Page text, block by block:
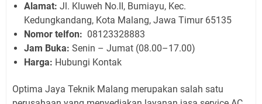
Alamat: Jl. Kluweh No.II, Bumiayu, Kec.
Kedungkandang, Kota Malang, Jawa Timur 65135
Nomor telfon: 08123328883
Jam Buka: Senin – Jumat (08.00–17.00)
Harga: Hubungi Kontak
Optima Jaya Teknik Malang merupakan salah satu